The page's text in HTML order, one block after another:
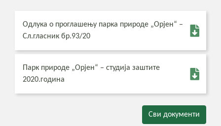
Одлука о проглашењу парка природе „Орјен“ –
Сл.гласник бр.93/20
Парк природе „Орјен“ – студија заштите
2020.година
Сви документи